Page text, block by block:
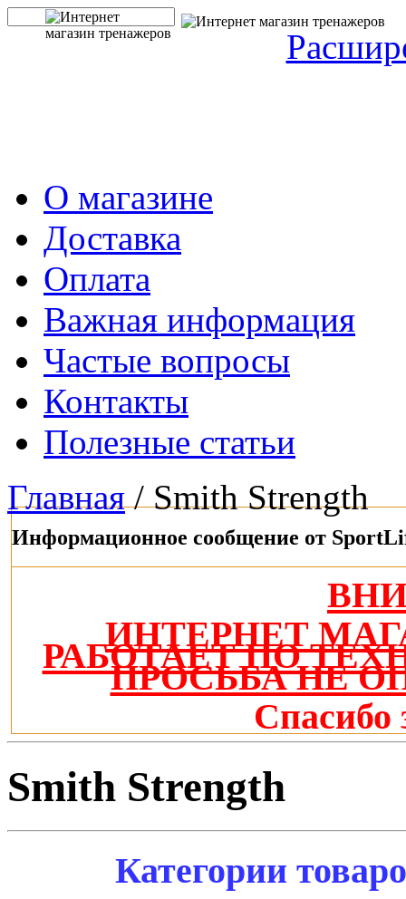
О магазине
Доставка
Оплата
Важная информация
Частые вопросы
Контакты
Полезные статьи
Главная/ Smith Strength
Информационное сообщение от
ИНТЕРНЕТ
РАБОТАЕТ ПО
ПРОСЬБА НЕ
Спасибо
Smith Strength
Категории